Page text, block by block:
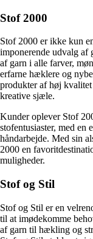
Stof 2000
Stof 2000 er ikke kun
imponerende udvalg
af garn i alle farver,
erfarne hæklere og
produkter af høj
kreative sjæle.
Kunder oplever Stof
stofentusiaster, med
håndarbejde. Med sin
2000 en
muligheder.
Stof og Stil
Stof og Stil er en
til at imødekomme
af garn til hækling og